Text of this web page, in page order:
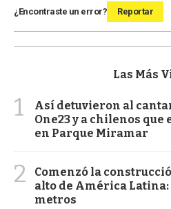
¿Encontraste un error? Reportar
Las Más
1
Así detuvieron al
One23 y a chilenos
en Parque Miramar
2
Comenzó la
alto de América
metros